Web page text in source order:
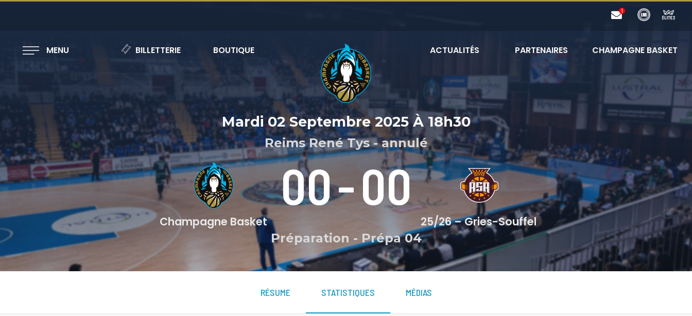
MENU BILLETTERIE BOUTIQUE ACTUALITÉS PARTENAIRES CHAMPAGNE BASKET
Mardi 02 Septembre 2025À 18h30
Reims René Tys - annulé
Champagne Basket
00-00
25/26 – Gries-Souffel
Préparation -Prépa 04
RÉSUME STATISTIQUES MÉDIAS